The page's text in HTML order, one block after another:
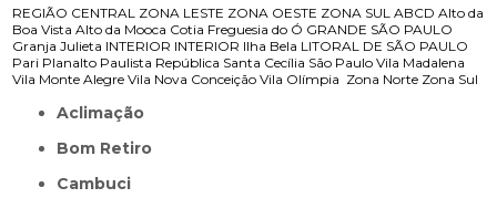
REGIÃO CENTRAL ZONA LESTE ZONA OESTE ZONA SUL ABCD Alto da
Boa Vista Alto da Mooca Cotia Freguesia do Ó GRANDE SÃO PAULO
Granja Julieta INTERIOR INTERIOR Ilha Bela LITORAL DE SÃO PAULO
Pari Planalto Paulista República Santa Cecília São Paulo Vila Madalena
Vila Monte Alegre Vila Nova Conceição Vila Olímpia Zona Norte Zona Sul
Aclimação
Bom Retiro
Cambuci